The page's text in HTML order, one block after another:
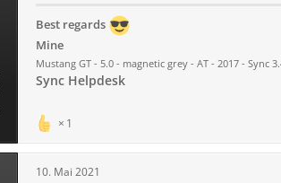
Best regards
Mine
Mustang GT - 5.0 - magnetic grey - AT - 2017 - Sync
Sync Helpdesk
1
10. Mai 2021